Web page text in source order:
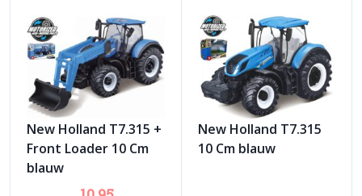
New Holland T7.315 +
Front Loader 10 Cm
blauw
New Holland T7.315
10 Cm blauw